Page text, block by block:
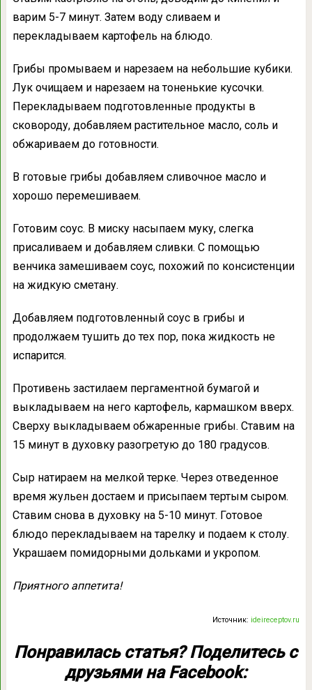
варим 5-7 минут. Затем воду сливаем и
перекладываем картофель на блюдо.
Грибы промываем и нарезаем на небольшие кубики.
Лук очищаем и нарезаем на тоненькие кусочки.
Перекладываем подготовленные продукты в
сковороду, добавляем растительное масло, соль и
обжариваем до готовности.
В готовые грибы добавляем сливочное масло и
хорошо перемешиваем.
Готовим соус. В миску насыпаем муку, слегка
присаливаем и добавляем сливки. С помощью
венчика замешиваем соус, похожий по консистенции
на жидкую сметану.
Добавляем подготовленный соус в грибы и
продолжаем тушить до тех пор, пока жидкость не
испарится.
Противень застилаем пергаментной бумагой и
выкладываем на него картофель, кармашком вверх.
Сверху выкладываем обжаренные грибы. Ставим на
15 минут в духовку разогретую до 180 градусов.
Сыр натираем на мелкой терке. Через отведенное
время жульен достаем и присыпаем тертым сыром.
Ставим снова в духовку на 5-10 минут. Готовое
блюдо перекладываем на тарелку и подаем к столу.
Украшаем помидорными дольками и укропом.
Приятного аппетита!
Источник:ideireceptov.ru
Понравилась статья? Поделитесь с
друзьями на Facebook: